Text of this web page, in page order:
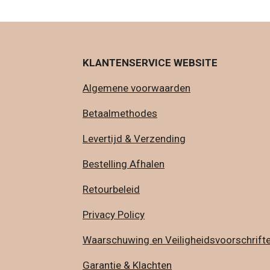
KLANTENSERVICE WEBSITE
Algemene voorwaarden
Betaalmethodes
Levertijd & Verzending
Bestelling Afhalen
Retourbeleid
Privacy Policy
Waarschuwing en
Garantie & Klachten